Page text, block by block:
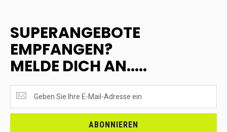
SUPERANGEBOTE
EMPFANGEN?
MELDE DICH AN.....
EMPFANGEN?
<br>MELDE
ABONNIEREN